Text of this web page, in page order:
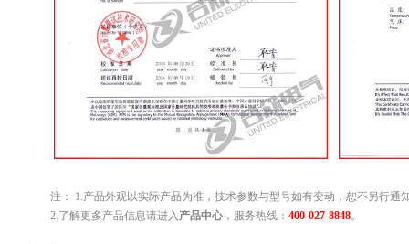
注： 1.产品外观以实际产品为准，技术参数与型号如有变动，恕不另行通
2.了解更多产品信息请进入 产品中心 ，服务热线： 400-027-8848。